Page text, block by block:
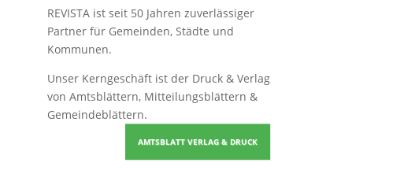
REVISTA ist seit 50 Jahren zuverlässiger
Partner für Gemeinden, Städte und
Kommunen.
Unser Kerngeschäft ist der Druck & Verlag
von Amtsblättern, Mitteilungsblättern &
Gemeindeblättern.
AMTSBLATT VERLAG & DRUCK